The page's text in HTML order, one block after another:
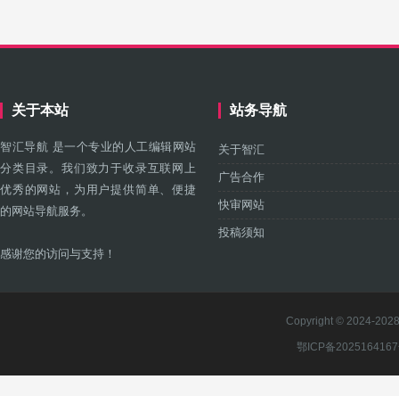
关于本站
智汇导航 是一个专业的人工编辑网站
分类目录。我们致力于收录互联网上
优秀的网站，为用户提供简单、便捷
的网站导航服务。
感谢您的访问与支持！
站务导航
关于智汇
广告合作
快审网站
投稿须知
Copyright © 2024-
鄂ICP备